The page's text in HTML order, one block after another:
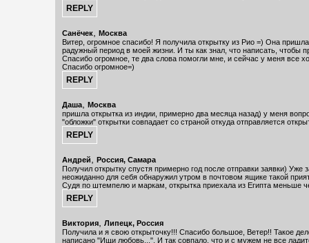
Санёчек, Москва
Витер, огромное спасибо! Я получила открытку из Рио =) Она
радужный период в моей жизни. И ты как знал, что написать, чтобы
Спасибо огромное, те два слова помогли мне, и сейчас у меня все
Спасибо огромное=)
Даша, Москва
пришла открытка из индии, примерно два месяца назад) у меня
"обложки" открытки совпадает со страной откуда отправляется
Андрей, Россия, Самара
Получил открытку спустя примерно год после отправки заявки) Уже
неожиданно для себя обнаружил утром в почтовом ящике такой
Судя по штемпелю и маркам, открытка приехала из Египта меньше
Виктория, Липецк, Россия
Получила и я свою открыточку!!! Спасибо большое, Ветер!! Такое
написано "Ищи любовь...". И так совпало, что и с мужем не все